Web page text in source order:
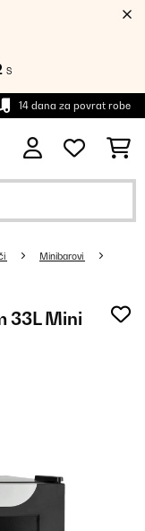
S
14 dana za povrat robe
Minibarovi
33L Mini